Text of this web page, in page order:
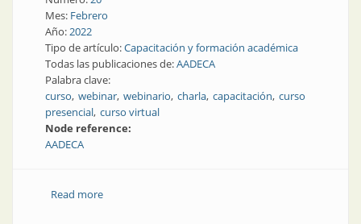
Mes: Febrero
Año:2022
Tipo de artículo:Capacitación y formación académica
Todas las publicaciones de:AADECA
Palabra clave:
curso webinar webinario charla capacitación curso
presencial curso virtual
Node reference:
AADECA
Read moreabout Los cursos de AADECA en 2022